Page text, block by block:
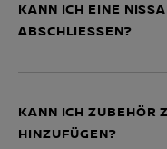
KANN ICH EINE
ABSCHLIESSEN?
KANN ICH ZUBEHÖR
HINZUFÜGEN?